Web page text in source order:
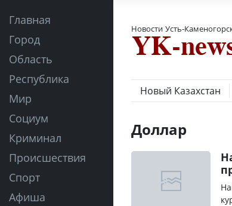
Главная
Город
Область
Республика
Мир
Социум
Криминал
Происшествия
Спорт
Афиша
Новости Усть-
Новый Казахстан
Доллар